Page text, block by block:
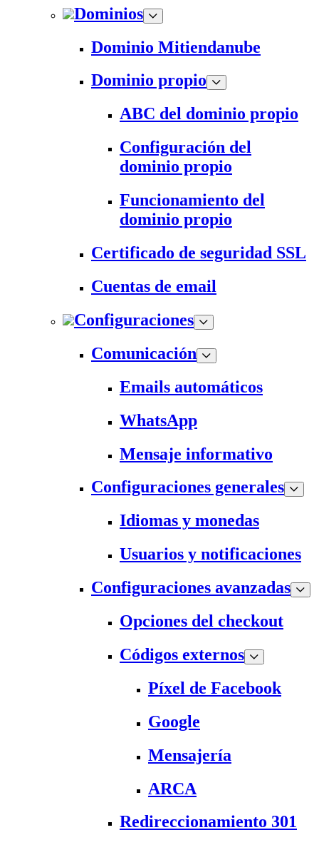
Dominios
Dominio Mitiendanube
Dominio propio
ABC del dominio propio
Configuración del
dominio propio
Funcionamiento del
dominio propio
Certificado de seguridad SSL
Cuentas de email
Configuraciones
Comunicación
Emails automáticos
WhatsApp
Mensaje informativo
Configuraciones generales
Idiomas y monedas
Usuarios y notificaciones
Configuraciones avanzadas
Opciones del checkout
Códigos externos
Píxel de Facebook
Google
Mensajería
ARCA
Redireccionamiento 301